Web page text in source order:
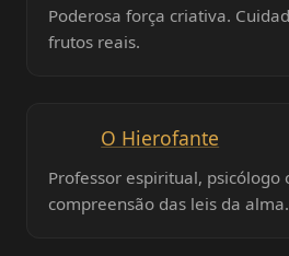
Poderosa força criativa.
frutos reais.
O Hierofante
Professor espiritual, psicólogo
compreensão das leis da alma.